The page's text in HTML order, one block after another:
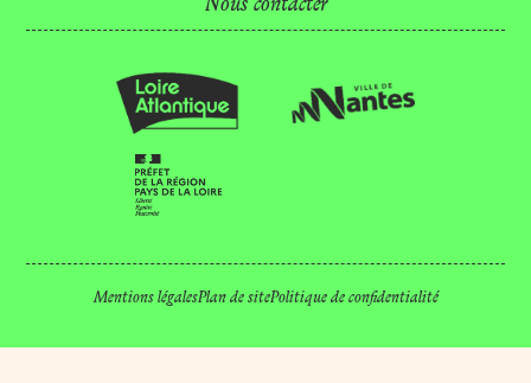
Nous contacter
Mentions légalesPlan de sitePolitique de confidentialité